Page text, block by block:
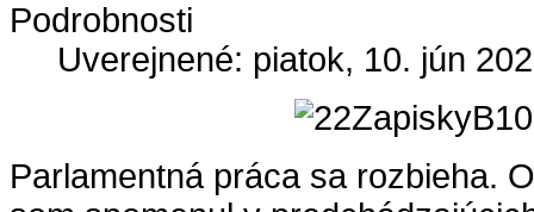
Podrobnosti
Uverejnené: piatok, 10. jún
Parlamentná práca sa rozbieha.